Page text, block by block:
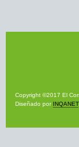
Copyright ©2017 El
Diseñado por INQANET.